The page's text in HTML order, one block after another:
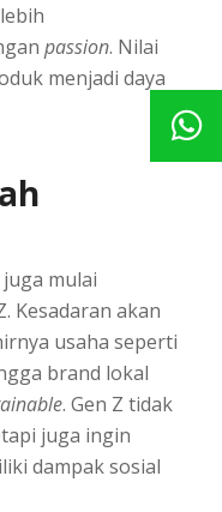
passion. Nilai
menjadi daya
mulai
Kesadaran akan
usaha seperti
brand lokal
. Gen Z tidak
juga ingin
dampak sosial